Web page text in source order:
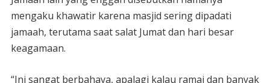
mengaku khawatir karena masjid sering dipadati
jamaah, terutama saat salat Jumat dan hari besar
keagamaan.
“Ini sangat berbahaya, apalagi kalau ramai dan banyak